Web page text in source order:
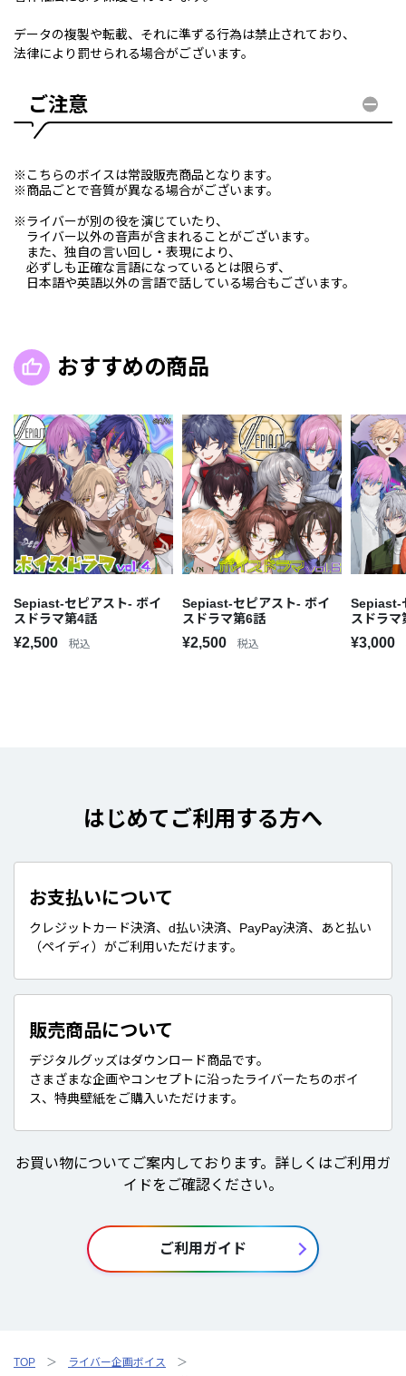
データの複製や転載、それに準ずる行為は禁止されており、
法律により罰せられる場合がございます。
ご注意
※こちらのボイスは常設販売商品となります。
※商品ごとで音質が異なる場合がございます。
※ライバーが別の役を演じていたり、
ライバー以外の音声が含まれることがございます。
また、独自の言い回し・表現により、
必ずしも正確な言語になっているとは限らず、
日本語や英語以外の言語で話している場合もございます。
おすすめの商品
Sepiast-セピアスト- ボイ
スドラマ第4話
¥2,500 税込
Sepiast-セピアスト- ボイ
スドラマ第6話
¥2,500 税込
Sepiast-
スドラマ
¥3,000
はじめてご利用する方へ
お支払いについて
クレジットカード決済、d払い決済、PayPay決済、あと払い
（ペイディ）がご利用いただけます。
販売商品について
デジタルグッズはダウンロード商品です。
さまざまな企画やコンセプトに沿ったライバーたちのボイ
ス、特典壁紙をご購入いただけます。
お買い物についてご案内しております。詳しくはご利用ガ
イドをご確認ください。
ご利用ガイド
TOP
ライバー企画ボイス